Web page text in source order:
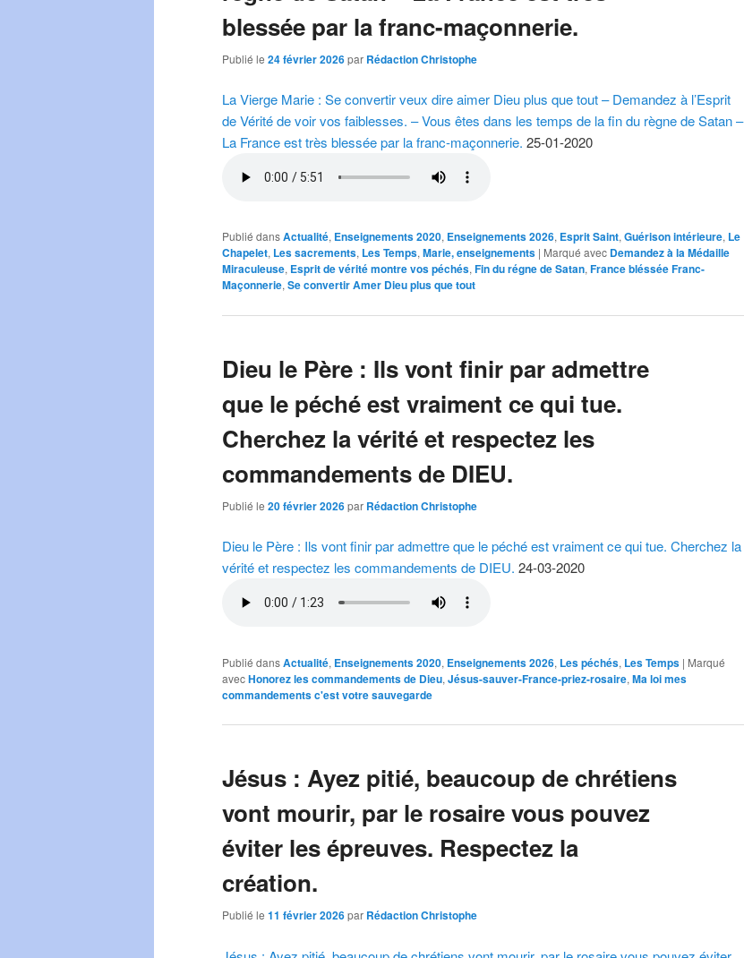
blessée par la franc-maçonnerie.
Publié le 24 février 2026par Rédaction Christophe
La Vierge Marie : Se convertir veux dire aimer Dieu plus que tout – Demandez à l’Esprit
de Vérité de voir vos faiblesses. – Vous êtes dans les temps de la fin du règne de Satan –
La France est très blessée par la franc-maçonnerie. 25-01-2020
Publié dansActualité, Enseignements 2020, Enseignements 2026, Esprit Saint,Guérison intérieure, Le
Chapelet, Les sacrements, Les Temps,Marie, enseignements | Marqué avec Demandez à la Médaille
Miraculeuse, Esprit de vérité montre vos péchés,Fin du régne de Satan,France bléssée Franc-
Maçonnerie,Se convertir Amer Dieu plus que tout
Dieu le Père : Ils vont finir par admettre
que le péché est vraiment ce qui tue.
Cherchez la vérité et respectez les
commandements de DIEU.
Publié le 20 février 2026par Rédaction Christophe
Dieu le Père : Ils vont finir par admettre que le péché est vraiment ce qui tue. Cherchez la
vérité et respectez les commandements de DIEU. 24-03-2020
Publié dansActualité, Enseignements 2020, Enseignements 2026, Les péchés, Les Temps | Marqué
avecHonorez les commandements de Dieu, Jésus-sauver-France-priez-rosaire, Ma loi mes
commandements c'est votre sauvegarde
Jésus : Ayez pitié, beaucoup de chrétiens
vont mourir, par le rosaire vous pouvez
éviter les épreuves. Respectez la
création.
Publié le 11 février 2026par Rédaction Christophe